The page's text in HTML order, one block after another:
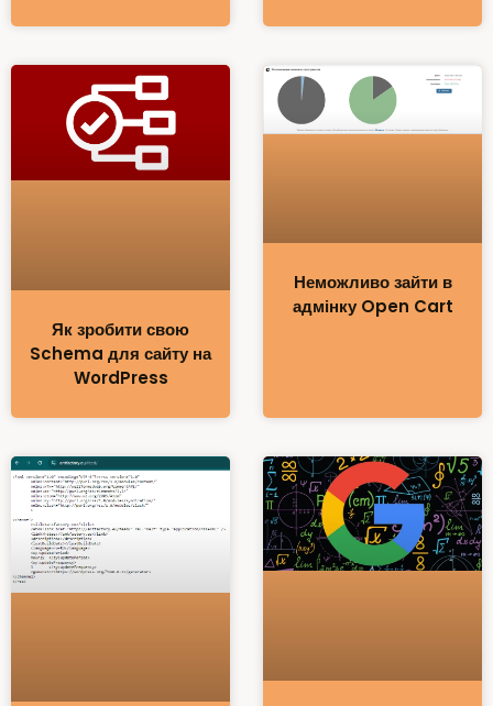
Як зробити свою
Schema для сайту на
WordPress
Неможливо зайти в
адмінку Open Cart